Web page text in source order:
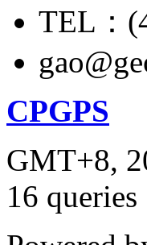
TEL：
CPGPS
GMT+8,
16 queries